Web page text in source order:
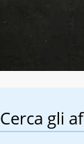
Cerca gli